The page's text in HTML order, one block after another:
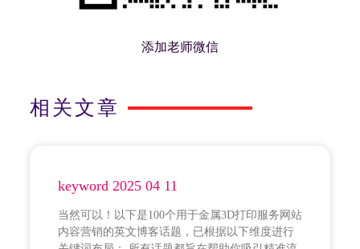
添加老师微信
相关文章
keyword 2025 04 11
当然可以！以下是100个用于金属3D打印服务网站
内容营销的英文博客话题，已根据以下维度进行